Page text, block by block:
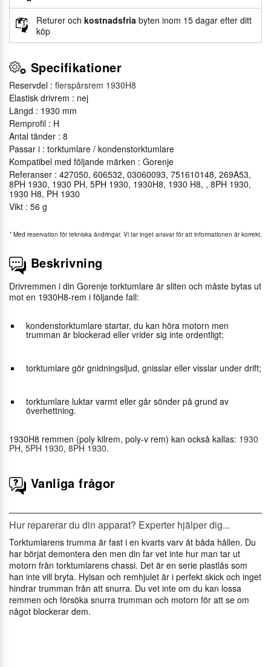
Returer ochkostnadsfria byten inom 15 dagar efter ditt
köp
Specifikationer
Reservdel : flerspårsrem 1930H8
Elastisk drivrem : nej
Längd : 1930 mm
Remprofil : H
Antal tänder : 8
Passar i : torktumlare / kondenstorktumlare
Kompatibel med följande märken : Gorenje
Referanser : 427050, 606532, 03060093, 751610148, 269A53,
8PH 1930, 1930 PH, 5PH 1930, 1930H8, 1930 H8, , 8PH 1930,
1930 H8, PH 1930
Vikt : 56 g
* Med reservation för tekniska ändringar. Vi tar inget ansvar för att informationen är korrekt.
Beskrivning
Drivremmen i din Gorenje torktumlare är sliten och måste bytas ut
mot en 1930H8-rem i följande fall:
kondenstorktumlare startar, du kan höra motorn men
trumman är blockerad eller vrider sig inte ordentligt;
torktumlare gör gnidningsljud, gnisslar eller visslar under drift;
torktumlare luktar varmt eller går sönder på grund av
överhettning.
1930H8 remmen (poly kilrem, poly-v rem) kan också kallas: 1930
PH, 5PH 1930, 8PH 1930.
Vanliga frågor
Hur reparerar du din apparat? Experter hjälper dig...
Torktumlarens trumma är fast i en kvarts varv åt båda hållen. Du
har börjat demontera den men din far vet inte hur man tar ut
motorn från torktumlarens chassi. Det är en serie plastlås som
han inte vill bryta. Hylsan och remhjulet är i perfekt skick och inget
hindrar trumman från att snurra. Du vet inte om du kan lossa
remmen och försöka snurra trumman och motorn för att se om
något blockerar dem.